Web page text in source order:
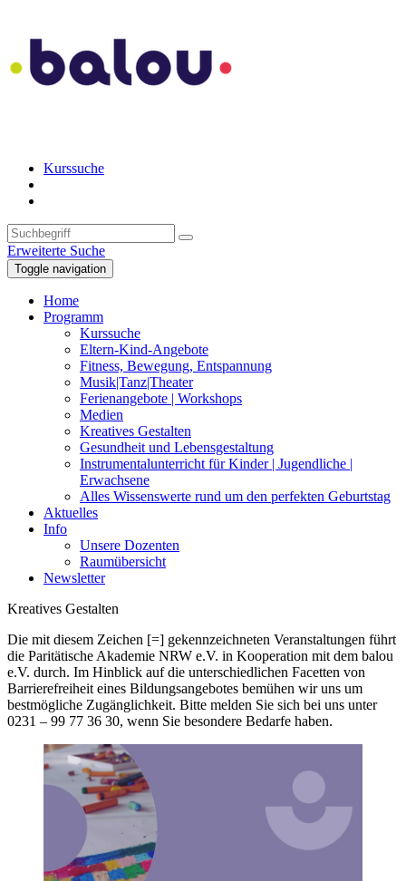
Kurssuche
Erweiterte Suche
Toggle navigation
Home
Programm
Kurssuche
Eltern-Kind-Angebote
Fitness, Bewegung, Entspannung
Musik|Tanz|Theater
Ferienangebote | Workshops
Medien
Kreatives Gestalten
Gesundheit und Lebensgestaltung
Instrumentalunterricht für Kinder | Jugendliche |
Erwachsene
Alles Wissenswerte rund um den perfekten Geburtstag
Aktuelles
Info
Unsere Dozenten
Raumübersicht
Newsletter
Kreatives Gestalten
Die mit diesem Zeichen [=] gekennzeichneten Veranstaltungen führt
die Paritätische Akademie NRW e.V. in Kooperation mit dem balou
e.V. durch. Im Hinblick auf die unterschiedlichen Facetten von
Barrierefreiheit eines Bildungsangebotes bemühen wir uns um
bestmögliche Zugänglichkeit. Bitte melden Sie sich bei uns unter
0231 – 99 77 36 30, wenn Sie besondere Bedarfe haben.